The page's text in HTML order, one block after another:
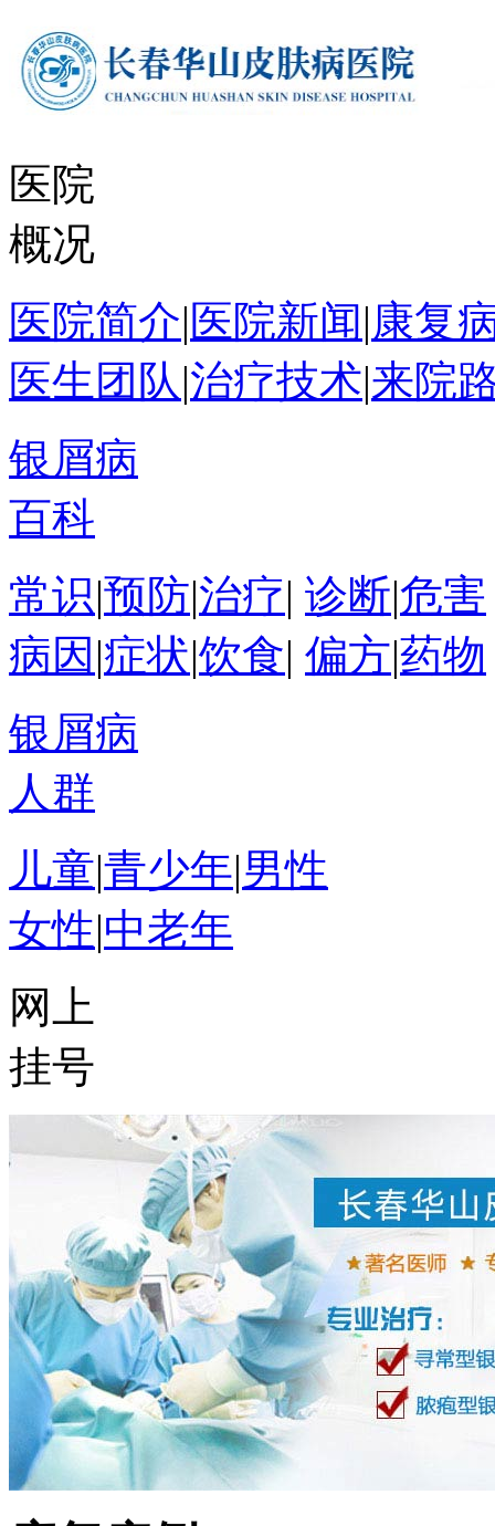
医院
概况
医院简介|医院新闻|康复
医生团队|治疗技术|来院
银屑病
百科
常识|预防|治疗| 诊断|危害
病因 |症状|饮食| 偏方|药物
银屑病
人群
儿童|青少年|男性
女性|中老年
网上
挂号